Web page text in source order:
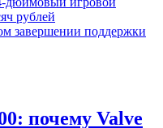
рублей
завершении поддержки
почему Valve